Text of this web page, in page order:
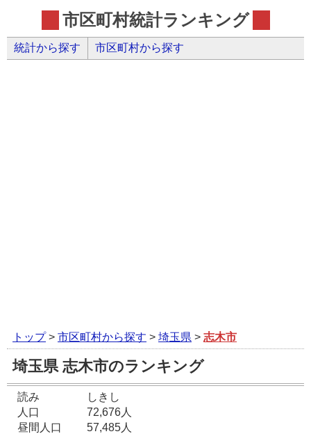
市区町村統計ランキング
統計から探す 市区町村から探す
トップ> 市区町村から探す > 埼玉県 > 志木市
埼玉県 志木市のランキング
読み
しきし
人口
72,676人
昼間人口
57,485人